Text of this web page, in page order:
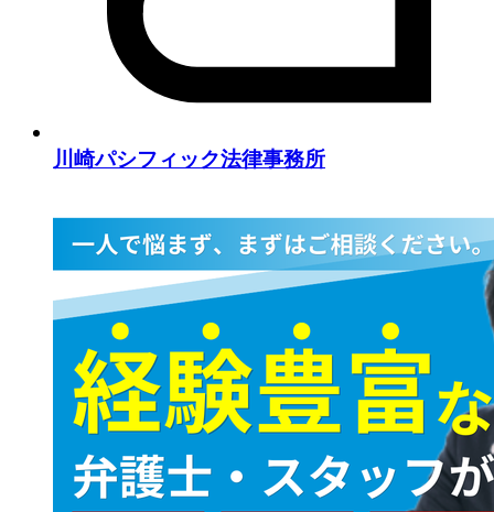
川崎パシフィック法律事務所